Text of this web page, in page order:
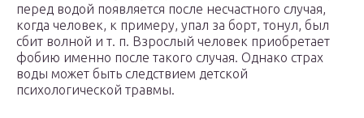
перед водой появляется после несчастного случая,
когда человек, к примеру, упал за борт, тонул, был
сбит волной и т. п. Взрослый человек приобретает
фобию именно после такого случая. Однако страх
воды может быть следствием детской
психологической травмы.